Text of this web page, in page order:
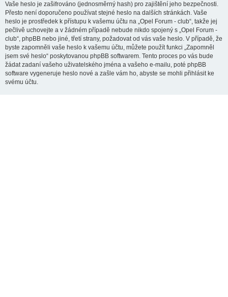
Vaše heslo je zašifrováno (jednosměrný hash) pro zajištění jeho bezpečnosti.
Přesto není doporučeno používat stejné heslo na dalších stránkách. Vaše
heslo je prostředek k přístupu k vašemu účtu na „Opel Forum - club“, takže jej
pečlivě uchovejte a v žádném případě nebude nikdo spojený s „Opel Forum -
club“, phpBB nebo jiné, třetí strany, požadovat od vás vaše heslo. V případě, že
byste zapomněli vaše heslo k vašemu účtu, můžete použít funkci „Zapomněl
jsem své heslo“ poskytovanou phpBB softwarem. Tento proces po vás bude
žádat zadaní vašeho uživatelského jména a vašeho e-mailu, poté phpBB
software vygeneruje heslo nové a zašle vám ho, abyste se mohli přihlásit ke
svému účtu.